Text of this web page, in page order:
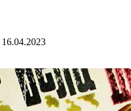
16.04.2023